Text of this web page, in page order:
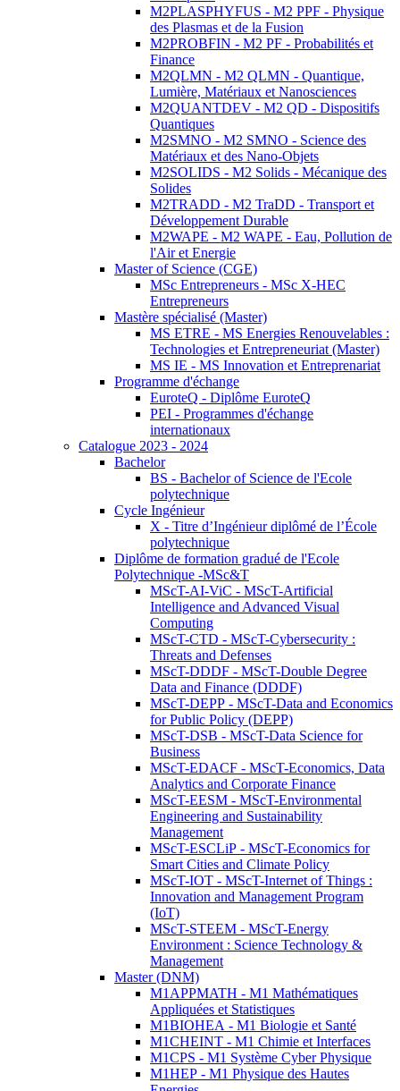
M2PLASPHYFUS - M2 PPF - Physique
des Plasmas et de la Fusion
M2PROBFIN - M2 PF - Probabilités et
Finance
M2QLMN - M2 QLMN - Quantique,
Lumière, Matériaux et Nanosciences
M2QUANTDEV - M2 QD - Dispositifs
Quantiques
M2SMNO - M2 SMNO - Science des
Matériaux et des Nano-Objets
M2SOLIDS - M2 Solids - Mécanique des
Solides
M2TRADD - M2 TraDD - Transport et
Développement Durable
M2WAPE - M2 WAPE - Eau, Pollution de
l'Air et Energie
Master of Science (CGE)
MSc Entrepreneurs - MSc X-HEC
Entrepreneurs
Mastère spécialisé (Master)
MS ETRE - MS Energies Renouvelables :
Technologies et Entrepreneuriat (Master)
MS IE - MS Innovation et Entreprenariat
Programme d'échange
EuroteQ - Diplôme EuroteQ
PEI - Programmes d'échange
internationaux
Catalogue 2023 - 2024
Bachelor
BS - Bachelor of Science de l'Ecole
polytechnique
Cycle Ingénieur
X - Titre d’Ingénieur diplômé de l’École
polytechnique
Diplôme de formation gradué de l'Ecole
Polytechnique -MSc&T
MScT-AI-ViC - MScT-Artificial
Intelligence and Advanced Visual
Computing
MScT-CTD - MScT-Cybersecurity :
Threats and Defenses
MScT-DDDF - MScT-Double Degree
Data and Finance (DDDF)
MScT-DEPP - MScT-Data and Economics
for Public Policy (DEPP)
MScT-DSB - MScT-Data Science for
Business
MScT-EDACF - MScT-Economics, Data
Analytics and Corporate Finance
MScT-EESM - MScT-Environmental
Engineering and Sustainability
Management
MScT-ESCLiP - MScT-Economics for
Smart Cities and Climate Policy
MScT-IOT - MScT-Internet of Things :
Innovation and Management Program
(IoT)
MScT-STEEM - MScT-Energy
Environment : Science Technology &
Management
Master (DNM)
M1APPMATH - M1 Mathématiques
Appliquées et Statistiques
M1BIOHEA - M1 Biologie et Santé
M1CHEINT - M1 Chimie et Interfaces
M1CPS - M1 Système Cyber Physique
M1HEP - M1 Physique des Hautes